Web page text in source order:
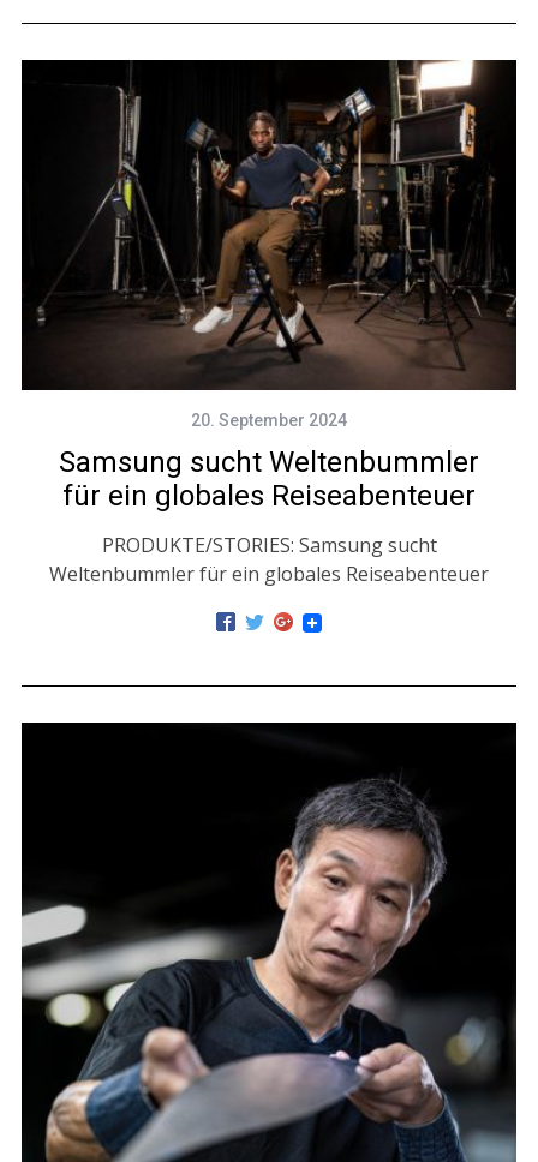
20. September 2024
Samsung sucht Weltenbummler
für ein globales Reiseabenteuer
PRODUKTE/STORIES: Samsung sucht
Weltenbummler für ein globales Reiseabenteuer